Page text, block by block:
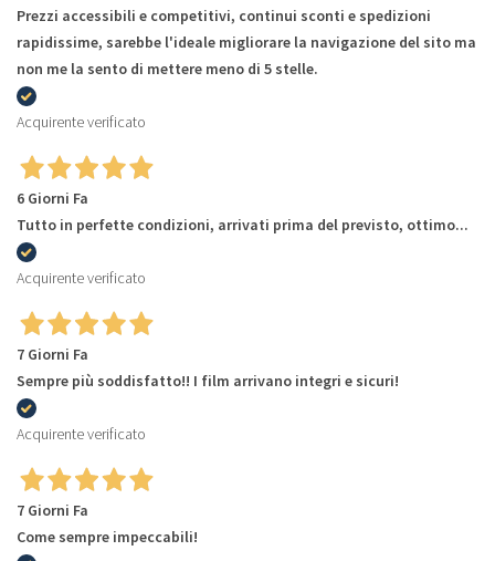
Prezzi accessibili e competitivi, continui sconti e spedizioni
rapidissime, sarebbe l'ideale migliorare la navigazione del sito ma
non me la sento di mettere meno di 5 stelle.
Acquirente verificato
6 Giorni Fa
Tutto in perfette condizioni, arrivati prima del previsto, ottimo...
Acquirente verificato
7 Giorni Fa
Sempre più soddisfatto!! I film arrivano integri e sicuri!
Acquirente verificato
7 Giorni Fa
Come sempre impeccabili!